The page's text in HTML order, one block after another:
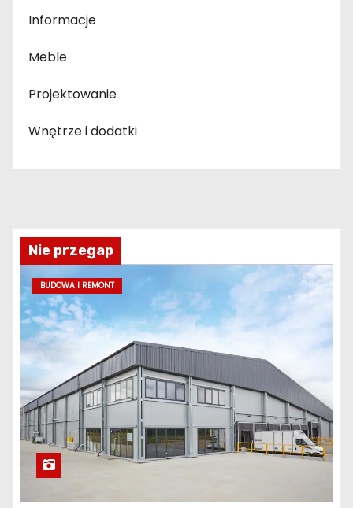
Informacje
Meble
Projektowanie
Wnętrze i dodatki
Nie przegap
BUDOWA I REMONT